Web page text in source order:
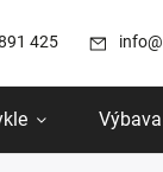
425
Výbava